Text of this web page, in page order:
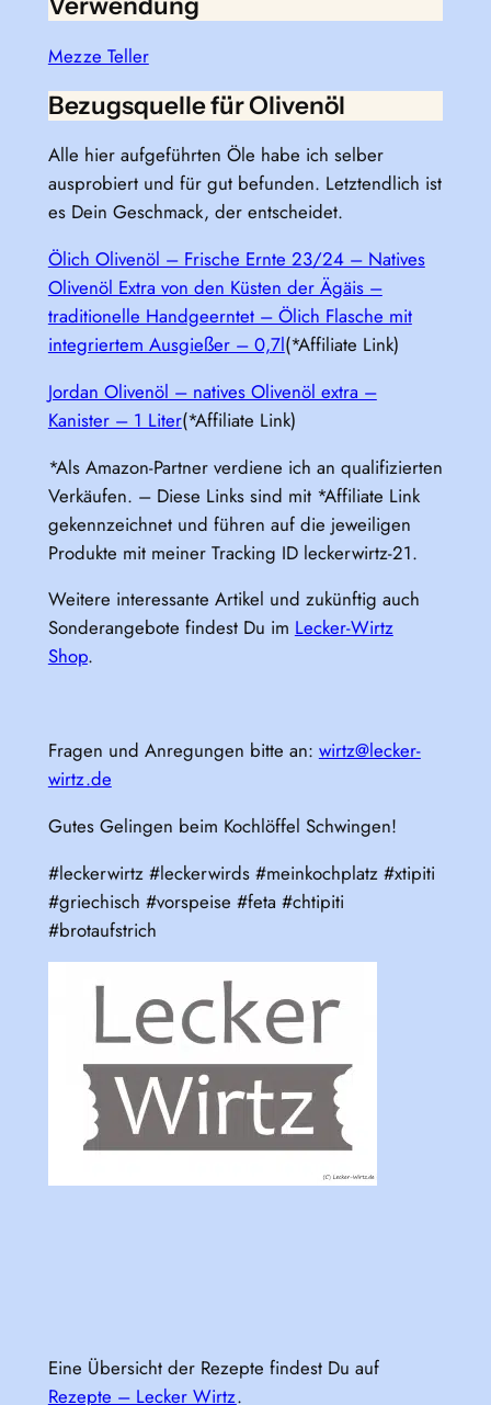
Mezze Teller
Bezugsquelle für Olivenöl
Alle hier aufgeführten Öle habe ich selber
ausprobiert und für gut befunden. Letztendlich ist
es Dein Geschmack, der entscheidet.
Ölich Olivenöl – Frische Ernte 23/24 – Natives
Olivenöl Extra von den Küsten der Ägäis –
traditionelle Handgeerntet – Ölich Flasche mit
integriertem Ausgießer – 0,7l(*Affiliate Link)
Jordan Olivenöl – natives Olivenöl extra –
Kanister – 1 Liter(*Affiliate Link)
*Als Amazon-Partner verdiene ich an qualifizierten
Verkäufen. – Diese Links sind mit *Affiliate Link
gekennzeichnet und führen auf die jeweiligen
Produkte mit meiner Tracking ID leckerwirtz-21.
Weitere interessante Artikel und zukünftig auch
Sonderangebote findest Du im Lecker-Wirtz
Shop.
Fragen und Anregungen bitte an: wirtz@lecker-
wirtz.de
Gutes Gelingen beim Kochlöffel Schwingen!
#leckerwirtz #leckerwirds #meinkochplatz #xtipiti
#griechisch #vorspeise #feta #chtipiti
#brotaufstrich
Eine Übersicht der Rezepte findest Du auf
Rezepte – Lecker Wirtz.